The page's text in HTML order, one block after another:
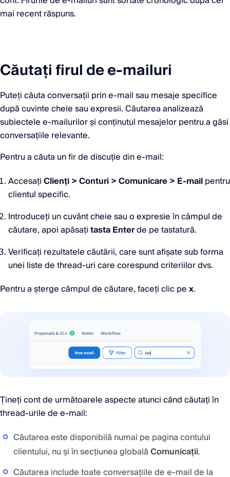
mai recent răspuns.
Căutați firul de e-mailuri
Puteți căuta conversații prin e-mail sau mesaje specifice
după cuvinte cheie sau expresii. Căutarea analizează
subiectele e-mailurilor și conținutul mesajelor pentru a găsi
conversațiile relevante.
Pentru a căuta un fir de discuție din e-mail:
AccesațiClienți > Conturi > Comunicare > E-mailpentru
clientul specific.
Introduceți un cuvânt cheie sau o expresie în câmpul de
căutare, apoi apăsațitasta Enterde pe tastatură.
Verificați rezultatele căutării, care sunt afișate sub forma
unei liste de thread-uri care corespund criteriilor dvs.
Pentru a șterge câmpul de căutare, faceți clic pex.
Țineți cont de următoarele aspecte atunci când căutați în
thread-urile de e-mail:
Căutarea este disponibilă numai pe pagina contului
clientului, nu și în secțiunea globalăComunicații.
Căutarea include toate conversațiile de e-mail de la